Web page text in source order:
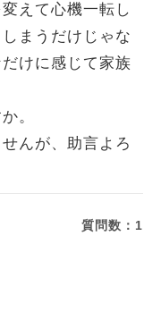
えて心機一転し
まうだけじゃな
けに感じて家族
。
んが、助言よろ
質問数： 1